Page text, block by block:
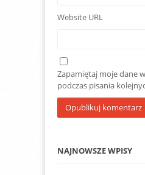
Website URL
Zapamiętaj moje dane
podczas pisania
NAJNOWSZE WPISY